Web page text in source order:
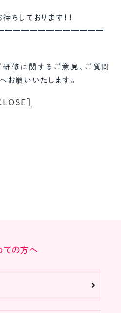
しております！！
修に関するご意見、ご質問
願いいたします。
CLOSE］
ての方へ